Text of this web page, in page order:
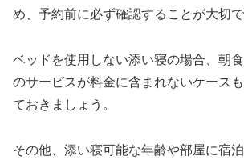
め、予約前に必ず確認することが大切で
ベッドを使用しない添い寝の場合、朝
のサービスが料金に含まれないケース
ておきましょう。
その他、添い寝可能な年齢や部屋に宿